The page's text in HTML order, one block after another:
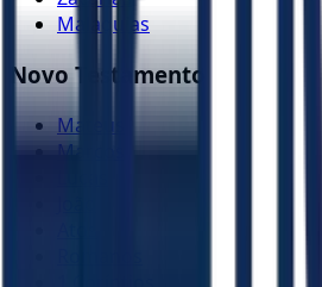
Malaquias
Novo Testamento
Mateus
Marcos